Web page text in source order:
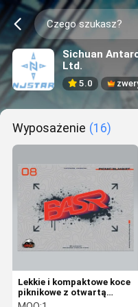
Sichuan
Ltd.
5.0
Wyposażenie (16)
Lekkie i kompaktowe koce
piknikowe z otwartą
pianą odporną na wilgoć,